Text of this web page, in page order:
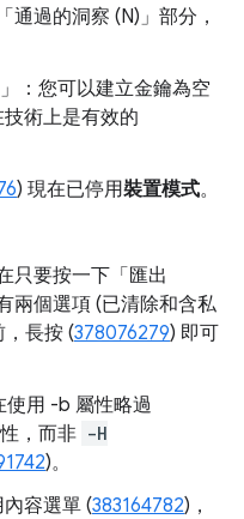
通過的洞察 (N)」 部分，
：您可以建立金鑰為空
術上是有效的
) 現在已停用裝置模式。
只要按一下「匯出
兩個選項 (已清除和含私
，長按 (378076279) 即可
使用 -b 屬性略過
，而非 -H
)。
容選單 (383164782)，